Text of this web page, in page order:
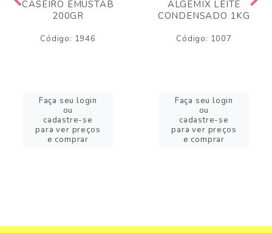
CASEIRO EMUSTAB
200GR
Código: 1946
Faça seu login
ou
cadastre-se
para ver preços
e comprar
ALGEMIX LEITE
CONDENSADO 1KG
Código: 1007
Faça seu login
ou
cadastre-se
para ver preços
e comprar